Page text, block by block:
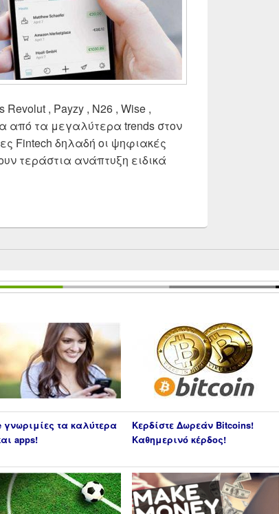
, Payzy , N26 , Wise ,
από τα μεγαλύτερα trends στον
Fintech δηλαδή οι ψηφιακές
τεράστια ανάπτυξη ειδικά
vs Payzy vs N26 vs Wise vs Monese vs Curve |
γνωριμίες τα καλύτερα
apps!
Κερδίστε Δωρεάν Bitcoins!
Καθημερινό κέρδος!